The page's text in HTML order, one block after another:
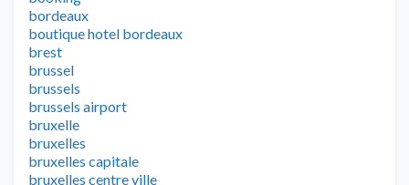
bordeaux
boutique hotel bordeaux
brest
brussel
brussels
brussels airport
bruxelle
bruxelles
bruxelles capitale
bruxelles centre ville